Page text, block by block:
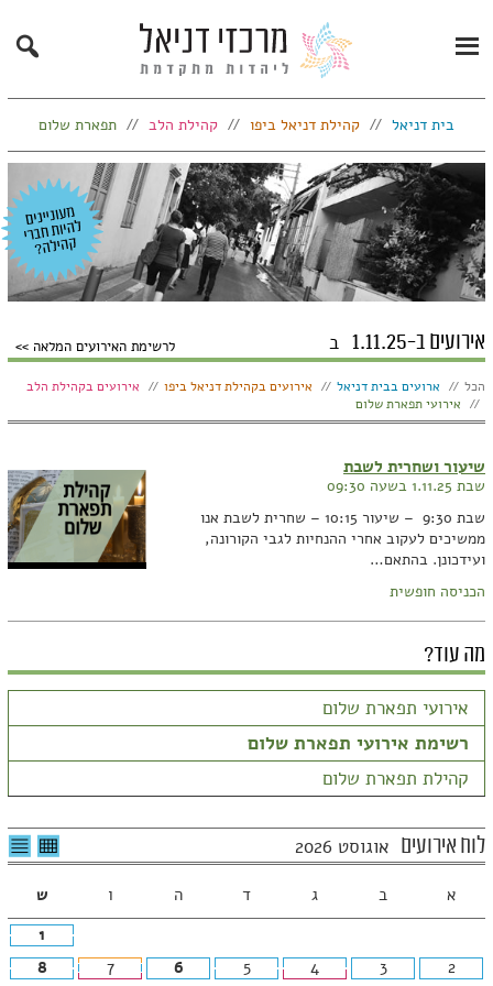
Primary
Menu
Search
בית דניאל קהילת דניאל ביפו קהילת הלב תפארת שלום
אירועים ב-1.11.25 ב לרשימת האירועים המלאה
הצג:
הכל ארועים בבית דניאל אירועים בקהילת דניאל ביפו
אירועים בקהילת הלב
אירועי תפארת שלום
שיעור ושחרית לשבת
שבת 1.11.25 בשעה 09:30
שבת 9:30 – שיעור 10:15 – שחרית לשבת אנו
ממשיכים לעקוב אחרי ההנחיות לגבי הקורונה,
ועידכונן. בהתאם…
הכניסה חופשית
מה עוד?
אירועי תפארת שלום
רשימת אירועי תפארת שלום
קהילת תפארת שלום
לוח אירועים אוגוסט 2026 לצפיה
בטבלה
א ב ג ד ה ו
ש
1
2
3
4
5
6
7
8